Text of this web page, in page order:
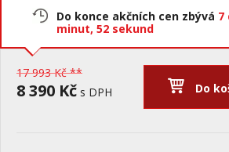
Do konce akčních cen zbývá 7
minut, 51 sekund
17 993 Kč **
8 390 Kč s DPH Do